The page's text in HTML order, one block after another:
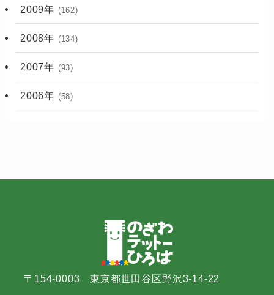
2009年 (162)
2008年 (134)
2007年 (93)
2006年 (58)
〒154-0003 東京都世田谷区野沢3-14-22